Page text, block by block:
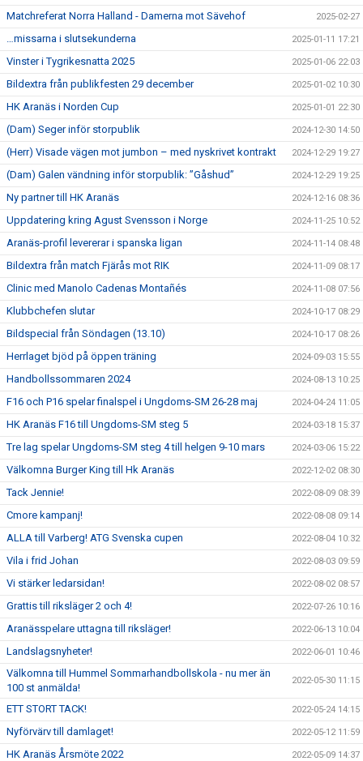
Matchreferat Norra Halland - Damerna mot Sävehof 2025-02-27
…missarna i slutsekunderna 2025-01-11 17:21
Vinster i Tygrikesnatta 2025 2025-01-06 22:03
Bildextra från publikfesten 29 december 2025-01-02 10:30
HK Aranäs i Norden Cup 2025-01-01 22:30
(Dam) Seger inför storpublik 2024-12-30 14:50
(Herr) Visade vägen mot jumbon – med nyskrivet kontrakt 2024-12-29 19:27
(Dam) Galen vändning inför storpublik: ”Gåshud” 2024-12-29 19:25
Ny partner till HK Aranäs 2024-12-16 08:36
Uppdatering kring Agust Svensson i Norge 2024-11-25 10:52
Aranäs-profil levererar i spanska ligan 2024-11-14 08:48
Bildextra från match Fjärås mot RIK 2024-11-09 08:17
Clinic med Manolo Cadenas Montañés 2024-11-08 07:56
Klubbchefen slutar 2024-10-17 08:29
Bildspecial från Söndagen (13.10) 2024-10-17 08:26
Herrlaget bjöd på öppen träning 2024-09-03 15:55
Handbollssommaren 2024 2024-08-13 10:25
F16 och P16 spelar finalspel i Ungdoms-SM 26-28 maj 2024-04-24 11:05
HK Aranäs F16 till Ungdoms-SM steg 5 2024-03-18 15:37
Tre lag spelar Ungdoms-SM steg 4 till helgen 9-10 mars 2024-03-06 15:22
Välkomna Burger King till Hk Aranäs 2022-12-02 08:30
Tack Jennie! 2022-08-09 08:39
Cmore kampanj! 2022-08-08 09:14
ALLA till Varberg! ATG Svenska cupen 2022-08-04 10:32
Vila i frid Johan 2022-08-03 09:59
Vi stärker ledarsidan! 2022-08-02 08:57
Grattis till riksläger 2 och 4! 2022-07-26 10:16
Aranässpelare uttagna till riksläger! 2022-06-13 10:04
Landslagsnyheter! 2022-06-01 10:46
Välkomna till Hummel Sommarhandbollskola - nu mer än
100 st anmälda!
2022-05-30 11:15
ETT STORT TACK! 2022-05-24 14:15
Nyförvärv till damlaget! 2022-05-12 11:59
HK Aranäs Årsmöte 2022 2022-05-09 14:37